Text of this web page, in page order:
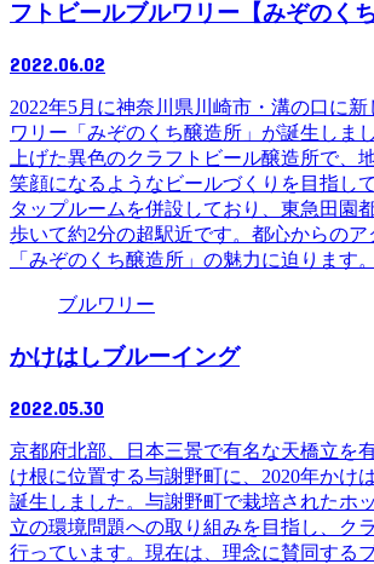
フトビールブルワリー【みぞのく
2022.06.02
2022年5月に神奈川県川崎市・溝の口に
ワリー「みぞのくち醸造所」が誕生しま
上げた異色のクラフトビール醸造所で、
笑顔になるようなビールづくりを目指し
タップルームを併設しており、東急田園
歩いて約2分の超駅近です。都心からのア
「みぞのくち醸造所」の魅力に迫ります。
ブルワリー
かけはしブルーイング
2022.05.30
京都府北部、日本三景で有名な天橋立を
け根に位置する与謝野町に、2020年かけ
誕生しました。与謝野町で栽培されたホ
立の環境問題への取り組みを目指し、ク
行っています。現在は、理念に賛同する